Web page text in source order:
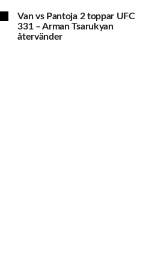
Van vs Pantoja 2 toppar UFC
331 – Arman Tsarukyan
återvänder